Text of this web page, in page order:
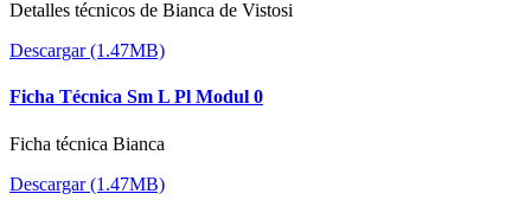
Detalles técnicos de Bianca de Vistosi
Descargar (1.47MB)
Ficha Técnica Sm L Pl Modul 0
Ficha técnica Bianca
Descargar (1.47MB)